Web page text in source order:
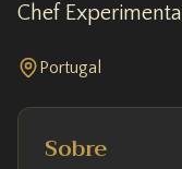
Chef Experimental
Portugal
Sobre